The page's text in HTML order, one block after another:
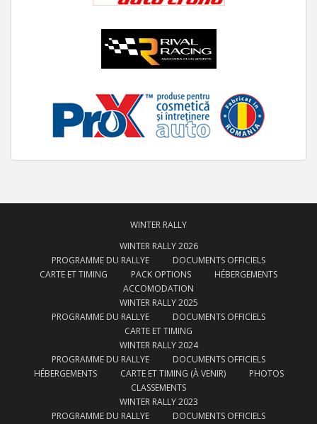
WINTER RALLY
WINTER RALLY 2026
PROGRAMME DU RALLYE
DOCUMENTS OFFICIELS
CARTE ET TIMING
PACK OPTIONS
HÉBERGEMENTS
ACCOMODATION
WINTER RALLY 2025
PROGRAMME DU RALLYE
DOCUMENTS OFFICIELS
CARTE ET TIMING
WINTER RALLY 2024
PROGRAMME DU RALLYE
DOCUMENTS OFFICIELS
HÉBERGEMENTS
CARTE ET TIMING (À VENIR)
PHOTOS
CLASSEMENTS
WINTER RALLY 2023
PROGRAMME DU RALLYE
DOCUMENTS OFFICIELS